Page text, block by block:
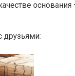
друзьями: